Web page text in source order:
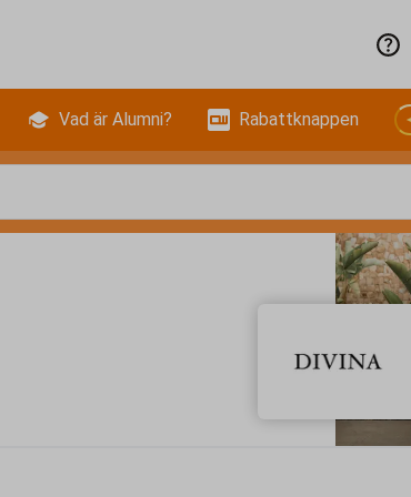
Vad är Alumni? Rabattknappen